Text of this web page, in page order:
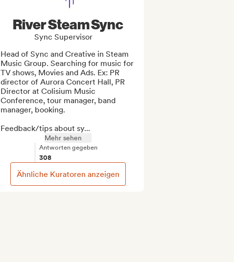
River Steam Sync
Sync Supervisor
Head of Sync and Creative in Steam
Music Group. Searching for music for
TV shows, Movies and Ads. Ex: PR
director of Aurora Concert Hall, PR
Director at Colisium Music
Conference, tour manager, band
manager, booking.
Feedback/tips about sy...
Mehr sehen
Antworten gegeben
308
Ähnliche Kuratoren anzeigen